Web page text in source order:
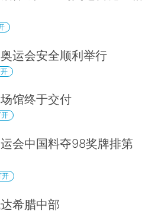
运会安全顺利举行
馆终于交付
会中国料夺98奖牌排第
开
希腊中部